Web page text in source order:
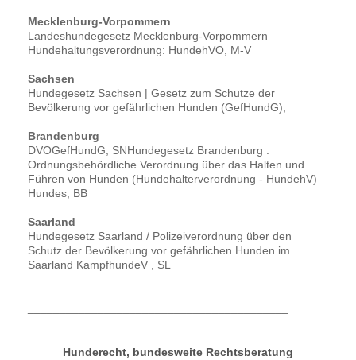
Mecklenburg-Vorpommern
Landeshundegesetz Mecklenburg-Vorpommern
Hundehaltungsverordnung: HundehVO, M-V
Sachsen
Hundegesetz Sachsen | Gesetz zum Schutze der
Bevölkerung vor gefährlichen Hunden (GefHundG),
Brandenburg
DVOGefHundG, SNHundegesetz Brandenburg :
Ordnungsbehördliche Verordnung über das Halten und
Führen von Hunden (Hundehalterverordnung - HundehV)
Hundes, BB
Saarland
Hundegesetz Saarland / Polizeiverordnung über den
Schutz der Bevölkerung vor gefährlichen Hunden im
Saarland KampfhundeV , SL
Hunderecht, bundesweite Rechtsberatung